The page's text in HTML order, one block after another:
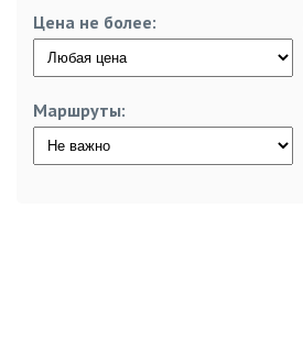
Цена не более:
Маршруты: